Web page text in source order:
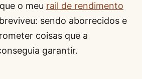
o meu rail de rendimento
sendo aborrecidos e
coisas que a
garantir.